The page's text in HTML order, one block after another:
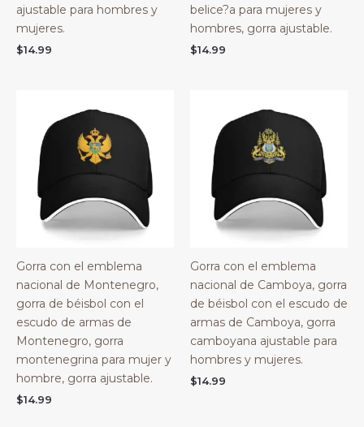
ajustable para hombres y
mujeres.
$14.99
belice?a para mujeres y
hombres, gorra ajustable.
$14.99
Gorra con el emblema
nacional de Montenegro,
gorra de béisbol con el
escudo de armas de
Montenegro, gorra
montenegrina para mujer y
hombre, gorra ajustable.
$14.99
Gorra con el emblema
nacional de Camboya, gorra
de béisbol con el escudo de
armas de Camboya, gorra
camboyana ajustable para
hombres y mujeres.
$14.99